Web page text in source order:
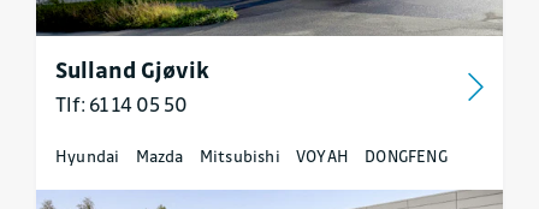
Sulland Gjøvik
Tlf: 61 14 05 50
Hyundai Mazda Mitsubishi VOYAH DONGFENG